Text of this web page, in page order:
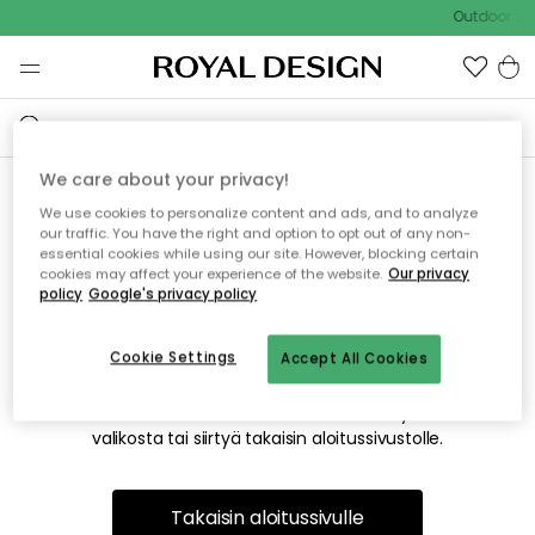
Outdoor
Emme valitettavasti löydä
etsimääsi sivua
Tämä voi johtua siitä, että sivua ei enää ole tai siitä, että se
on siirretty muualle. Pahoittelemme tästä mahdollisesti
valikosta tai siirtyä takaisin aloitussivustolle.
Takaisin aloitussivulle
We care about your privacy!
We use cookies to personalize content and ads, and to analyze
our traffic. You have the right and option to opt out of any non-
essential cookies while using our site. However, blocking certain
cookies may affect your experience of the website. Our privacy
policy Google's privacy policy
Accept All Cookies
Cookie Settings